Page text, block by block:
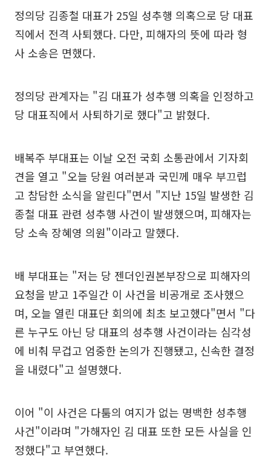
정의당 김종철 대표가 25일 성추행 의혹으로 당 대표
직에서 전격 사퇴했다. 다만, 피해자의 뜻에 따라 형
사 소송은 면했다.
정의당 관계자는 "김 대표가 성추행 의혹을 인정하고
당 대표직에서 사퇴하기로 했다"고 밝혔다.
배복주 부대표는 이날 오전 국회 소통관에서 기자회
견을 열고 "오늘 당원 여러분과 국민께 매우 부끄럽
고 참담한 소식을 알린다"면서 "지난 15일 발생한 김
종철 대표 관련 성추행 사건이 발생했으며, 피해자는
당 소속 장혜영 의원"이라고 말했다.
배 부대표는 "저는 당 젠더인권본부장으로 피해자의
요청을 받고 1주일간 이 사건을 비공개로 조사했으
며, 오늘 열린 대표단 회의에 최초 보고했다"면서 "다
른 누구도 아닌 당 대표의 성추행 사건이라는 심각성
에 비춰 무겁고 엄중한 논의가 진행됐고, 신속한 결정
을 내렸다"고 설명했다.
이어 "이 사건은 다툼의 여지가 없는 명백한 성추행
사건"이라며 "가해자인 김 대표 또한 모든 사실을 인
정했다"고 부연했다.